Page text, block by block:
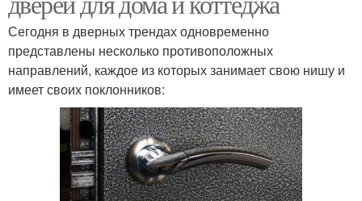
Сегодня в дверных трендах одновременно
представлены несколько противоположных
направлений, каждое из которых занимает свою нишу и
имеет своих поклонников: